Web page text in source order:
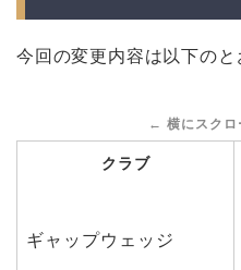
今回の変更内容は以下のと
クラブ
ギャップウェッジ